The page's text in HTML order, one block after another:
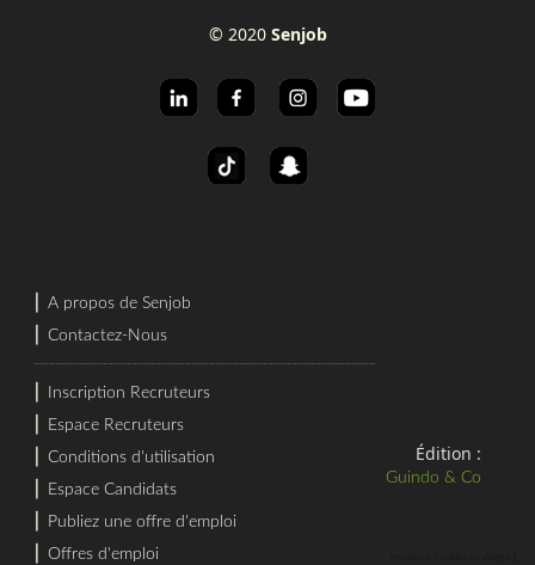
© 2020 Senjob
A propos de Senjob
Contactez-Nous
Inscription Recruteurs
Espace Recruteurs
Conditions d'utilisation
Espace Candidats
Publiez une offre d'emploi
Offres d'emploi
Édition :
Guindo & Co